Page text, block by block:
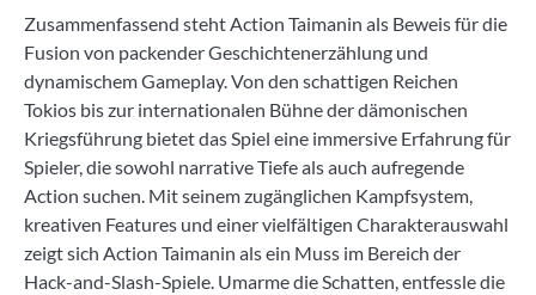
Zusammenfassend steht Action Taimanin als Beweis für die
Fusion von packender Geschichtenerzählung und
dynamischem Gameplay. Von den schattigen Reichen
Tokios bis zur internationalen Bühne der dämonischen
Kriegsführung bietet das Spiel eine immersive Erfahrung für
Spieler, die sowohl narrative Tiefe als auch aufregende
Action suchen. Mit seinem zugänglichen Kampfsystem,
kreativen Features und einer vielfältigen Charakterauswahl
zeigt sich Action Taimanin als ein Muss im Bereich der
Hack-and-Slash-Spiele. Umarme die Schatten, entfessle die